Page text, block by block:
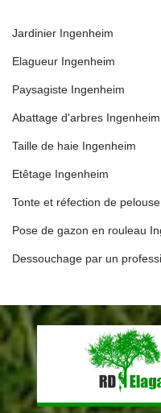
Jardinier Ingenheim
Elagueur Ingenheim
Paysagiste Ingenheim
Abattage d'arbres Ingenheim
Taille de haie Ingenheim
Etêtage Ingenheim
Tonte et réfection de
Pose de gazon en rouleau
Dessouchage par un